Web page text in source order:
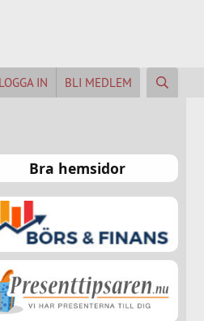
LOGGA IN BLI MEDLEM
Bra hemsidor